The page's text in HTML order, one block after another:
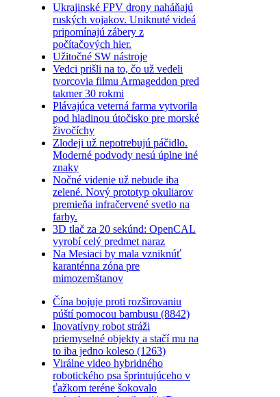
Ukrajinské FPV drony naháňajú
ruských vojakov. Uniknuté videá
pripomínajú zábery z
počítačových hier.
Užitočné SW nástroje
Vedci prišli na to, čo už vedeli
tvorcovia filmu Armageddon pred
takmer 30 rokmi
Plávajúca veterná farma vytvorila
pod hladinou útočisko pre morské
živočíchy
Zlodeji už nepotrebujú páčidlo.
Moderné podvody nesú úplne iné
znaky
Nočné videnie už nebude iba
zelené. Nový prototyp okuliarov
premieňa infračervené svetlo na
farby.
3D tlač za 20 sekúnd: OpenCAL
vyrobí celý predmet naraz
Na Mesiaci by mala vzniknúť
karanténna zóna pre
mimozemštanov
Čína bojuje proti rozširovaniu
púští pomocou bambusu (8842)
Inovatívny robot stráži
priemyselné objekty a stačí mu na
to iba jedno koleso (1263)
Virálne video hybridného
robotického psa šprintujúceho v
ťažkom teréne šokovalo